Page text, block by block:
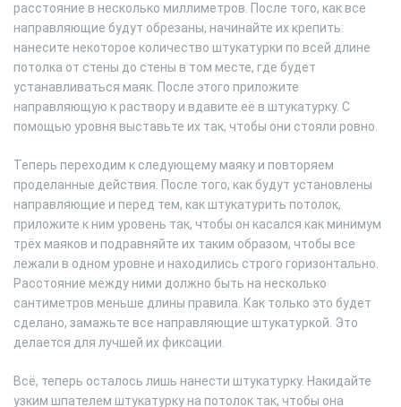
расстояние в несколько миллиметров. После того, как все
направляющие будут обрезаны, начинайте их крепить:
нанесите некоторое количество штукатурки по всей длине
потолка от стены до стены в том месте, где будет
устанавливаться маяк. После этого приложите
направляющую к раствору и вдавите её в штукатурку. С
помощью уровня выставьте их так, чтобы они стояли ровно.
Теперь переходим к следующему маяку и повторяем
проделанные действия. После того, как будут установлены
направляющие и перед тем, как штукатурить потолок,
приложите к ним уровень так, чтобы он касался как минимум
трёх маяков и подравняйте их таким образом, чтобы все
лежали в одном уровне и находились строго горизонтально.
Расстояние между ними должно быть на несколько
сантиметров меньше длины правила. Как только это будет
сделано, замажьте все направляющие штукатуркой. Это
делается для лучшей их фиксации.
Всё, теперь осталось лишь нанести штукатурку. Накидайте
узким шпателем штукатурку на потолок так, чтобы она